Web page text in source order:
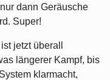
dann Geräusche
Super!
jetzt überall
längerer Kampf, bis
klarmacht,